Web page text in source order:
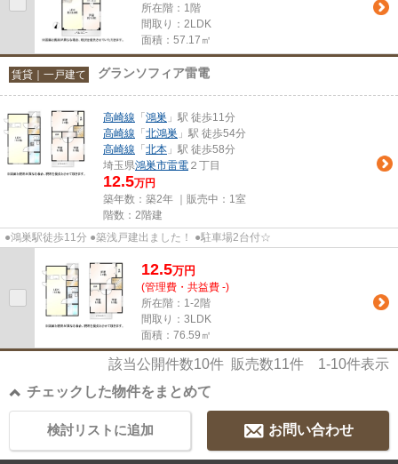
所在階：1階
間取り：2LDK
面積：57.17㎡
賃貸｜一戸建て グランソフィア雷電
高崎線 「 鴻巣 」駅 徒歩11分
高崎線 「 北鴻巣 」駅 徒歩54分
高崎線 「 北本 」駅 徒歩58分
埼玉県鴻巣市雷電 ２丁目
12.5万円
築年数：築2年 ｜販売中： 1室
階数：2階建
●鴻巣駅徒歩11分 ●築浅戸建出ました！ ●駐車場2台付☆
12.5万円
(管理費・共益費 -)
所在階：1-2階
間取り：3LDK
面積：76.59㎡
該当公開件数10件 販売数11件 1-10件表示
チェックした物件をまとめて
お問い合わせ
検討リストに追加